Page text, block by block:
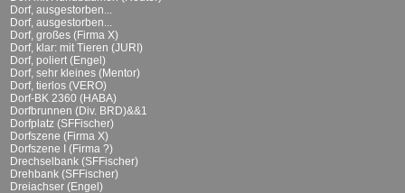
Dorf, ausgestorben...
Dorf, ausgestorben...
Dorf, großes (Firma X)
Dorf, klar: mit Tieren (JURI)
Dorf, poliert (Engel)
Dorf, sehr kleines (Mentor)
Dorf, tierlos (VERO)
Dorf-BK 2360 (HABA)
Dorfbrunnen (Div. BRD)&&1
Dorfplatz (SFFischer)
Dorfszene (Firma X)
Dorfszene I (Firma ?)
Drechselbank (SFFischer)
Drehbank (SFFischer)
Dreiachser (Engel)